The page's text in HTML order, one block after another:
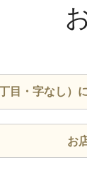
目・字なし）
お